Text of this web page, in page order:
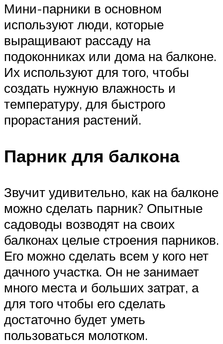
Мини-парники в основном
используют люди, которые
выращивают рассаду на
подоконниках или дома на балконе.
Их используют для того, чтобы
создать нужную влажность и
температуру, для быстрого
прорастания растений.
Парник для балкона
Звучит удивительно, как на балконе
можно сделать парник? Опытные
садоводы возводят на своих
балконах целые строения парников.
Его можно сделать всем у кого нет
дачного участка. Он не занимает
много места и больших затрат, а
для того чтобы его сделать
достаточно будет уметь
пользоваться молотком.